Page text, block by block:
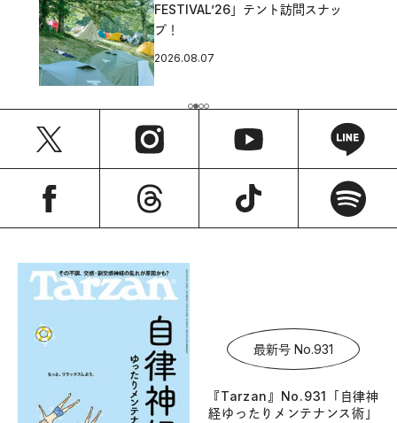
FESTIVAL’26」テント訪問スナッ
プ！
2026.08.07
最新号 No.931
『Tarzan』No.931「自律神
経ゆったりメンテナンス術」